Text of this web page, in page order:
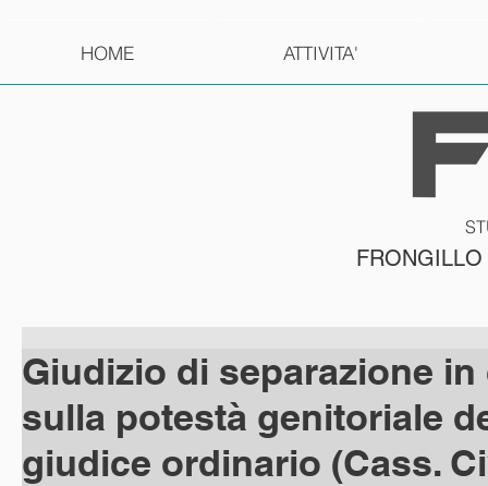
HOME ATTIVITA'
Giudizio di separazione
sulla potestà genitoriale
giudice ordinario (Cass.